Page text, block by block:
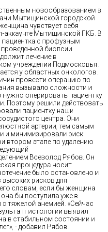
новообразованием в
Мытищинской городской
чувствует себя
аккаунте Мытищинской ГКБ. В
пациентка с профузным
биопсии
лечение в
учреждении Подмосковья.
у областных онкологов.
провести операцию по
вызывало сложности и
оперировать пациентку
Поэтому решили действовать
пациентку наши
центра. Они
артерии, тем самым
и минимизировали риск
втором этапе по удалению
Всеволод Рябов. Он
процедура носит
было остановлено и
рисков для
словам, если бы женщина
бы поступила уже в
тяжелой анемией. «Сейчас
гистологии выявил
в стабильном состоянии и
- добавил Рябов.